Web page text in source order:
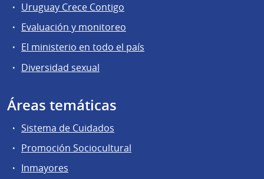
Uruguay Crece Contigo
Evaluación y monitoreo
El ministerio en todo el país
Diversidad sexual
Áreas temáticas
Sistema de Cuidados
Promoción Sociocultural
Inmayores